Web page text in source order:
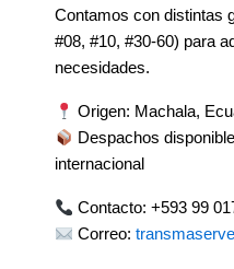
Contamos con distintas
#08, #10, #30-60) para
necesidades.
Origen: Machala,
Despachos
internacional
Contacto: +593 99
Correo: